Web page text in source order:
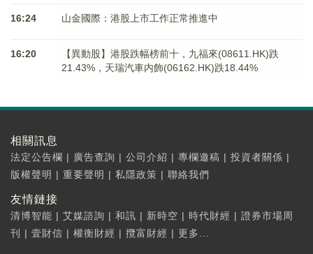
16:24 山金國際：港股上市工作正常推進中
16:20
【異動股】港股跌幅榜前十，九福來(08611.HK)跌
21.43%，天瑞汽車内飾(06162.HK)跌18.44%
相關訊息
法定公告欄 | 廣告查詢 | 公司介紹 | 專欄邀稿 | 投資者關係 |
版權聲明 | 重要聲明 | 私隱政策 | 聯絡我們
友情鏈接
清博智能 | 艾媒諮詢 | 和訊 | 新時空 | 時代財經 | 證券市場周
刊
| 壹財信 | 權衡財經 | 攬富財經 | 更多...